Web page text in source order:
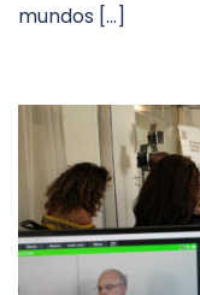
mundos […]